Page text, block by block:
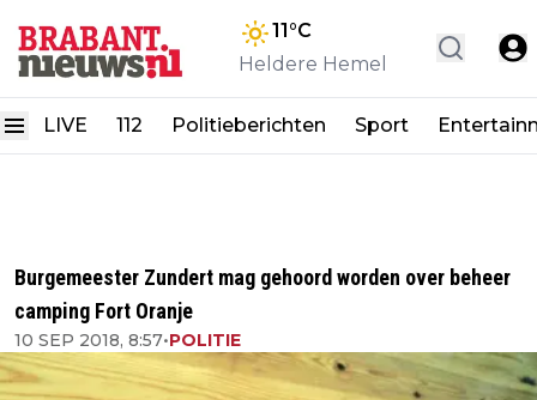
11 °C
Heldere Hemel
LIVE 112 Politieberichten Sport
Burgemeester Zundert mag gehoord worden over beheer
camping Fort Oranje
10 SEP 2018, 8:57•POLITIE